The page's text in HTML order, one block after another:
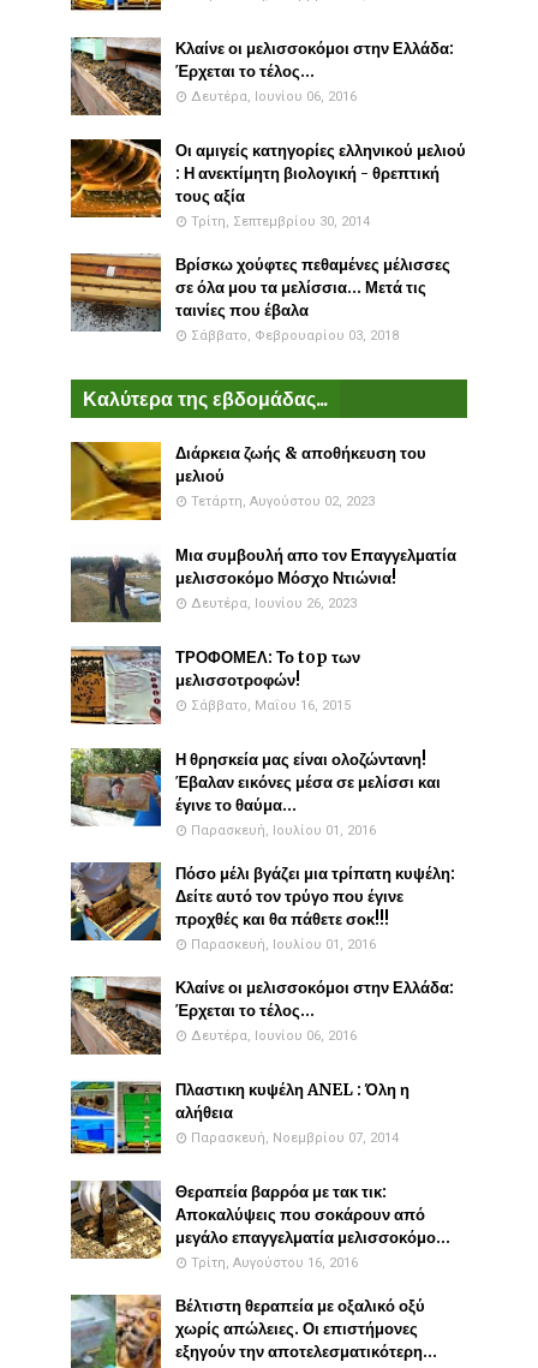
Κλαίνε οι μελισσοκόμοι στην Ελλάδα:
Έρχεται το τέλος...
Δευτέρα, Ιουνίου 06, 2016
Οι αμιγείς κατηγορίες ελληνικού μελιού
: Η ανεκτίμητη βιολογική - θρεπτική
τους αξία
Τρίτη, Σεπτεμβρίου 30, 2014
Βρίσκω χούφτες πεθαμένες μέλισσες
σε όλα μου τα μελίσσια... Μετά τις
ταινίες που έβαλα
Σάββατο, Φεβρουαρίου 03, 2018
Καλύτερα της εβδομάδας...
Διάρκεια ζωής & αποθήκευση του
μελιού
Τετάρτη, Αυγούστου 02, 2023
Μια συμβουλή απο τον Επαγγελματία
μελισσοκόμο Μόσχο Ντιώνια!
Δευτέρα, Ιουνίου 26, 2023
ΤΡΟΦΟΜΕΛ: Το top των
μελισσοτροφών!
Σάββατο, Μαΐου 16, 2015
Η θρησκεία μας είναι ολοζώντανη!
Έβαλαν εικόνες μέσα σε μελίσσι και
έγινε το θαύμα...
Παρασκευή, Ιουλίου 01, 2016
Πόσο μέλι βγάζει μια τρίπατη κυψέλη:
Δείτε αυτό τον τρύγο που έγινε
προχθές και θα πάθετε σοκ!!!
Παρασκευή, Ιουλίου 01, 2016
Κλαίνε οι μελισσοκόμοι στην Ελλάδα:
Έρχεται το τέλος...
Δευτέρα, Ιουνίου 06, 2016
Πλαστικη κυψέλη ANEL : Όλη η
αλήθεια
Παρασκευή, Νοεμβρίου 07, 2014
Θεραπεία βαρρόα με τακ τικ:
Αποκαλύψεις που σοκάρουν από
μεγάλο επαγγελματία μελισσοκόμο...
Τρίτη, Αυγούστου 16, 2016
Βέλτιστη θεραπεία με οξαλικό οξύ
χωρίς απώλειες. Οι επιστήμονες
εξηγούν την αποτελεσματικότερη...